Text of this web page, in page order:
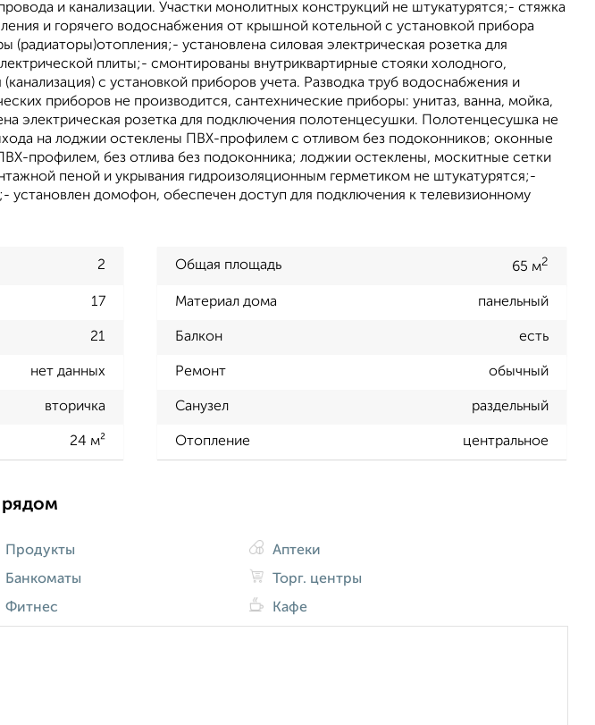
и канализации. Участки монолитных конструкций не штукатурятся;- стяжка
и горячего водоснабжения от крышной котельной с установкой прибора
(радиаторы)отопления;- установлена силовая электрическая розетка для
плиты;- смонтированы внутриквартирные стояки холодного,
с установкой приборов учета. Разводка труб водоснабжения и
приборов не производится, сантехнические приборы: унитаз, ванна, мойка,
электрическая розетка для подключения полотенцесушки. Полотенцесушка не
на лоджии остеклены ПВХ-профилем с отливом без подоконников; оконные
профилем, без отлива без подоконника; лоджии остеклены, москитные сетки
пеной и укрывания гидроизоляционным герметиком не штукатурятся;-
установлен домофон, обеспечен доступ для подключения к телевизионному
2 Общая площадь 65 м2
17 Материал дома панельный
21 Балкон есть
нет данных Ремонт обычный
вторичка Санузел раздельный
24 м² Отопление центральное
рядом
Продукты
Банкоматы
Фитнес
Аптеки
Торг. центры
Кафе